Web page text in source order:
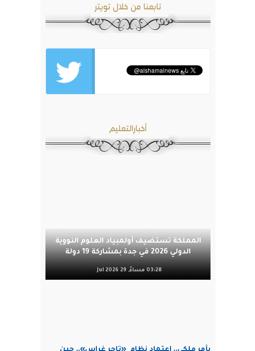
تابعنا من خلال تويتر
أخبارالتعليم
المملكة تستضيف أولمبياد العلوم النووية
الدولي 2026 في جدة بمشاركة 19 دولة
03:28 مساءً, 29 Jul 2026